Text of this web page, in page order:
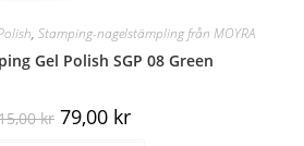
, Stamping-nagelstämpling från MOYRA
Gel Polish SGP 08 Green
kr 79,00 kr